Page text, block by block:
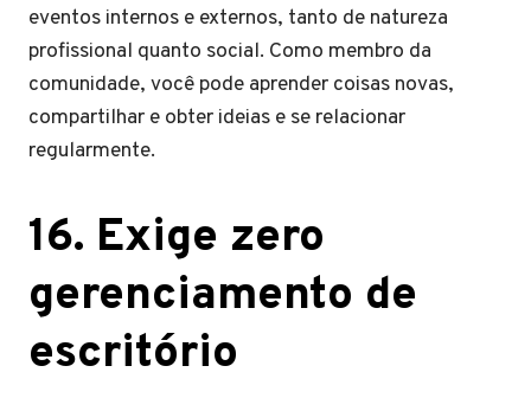
eventos internos e externos, tanto de natureza
profissional quanto social. Como membro da
comunidade, você pode aprender coisas novas,
compartilhar e obter ideias e se relacionar
regularmente.
16. Exige zero
gerenciamento de
escritório